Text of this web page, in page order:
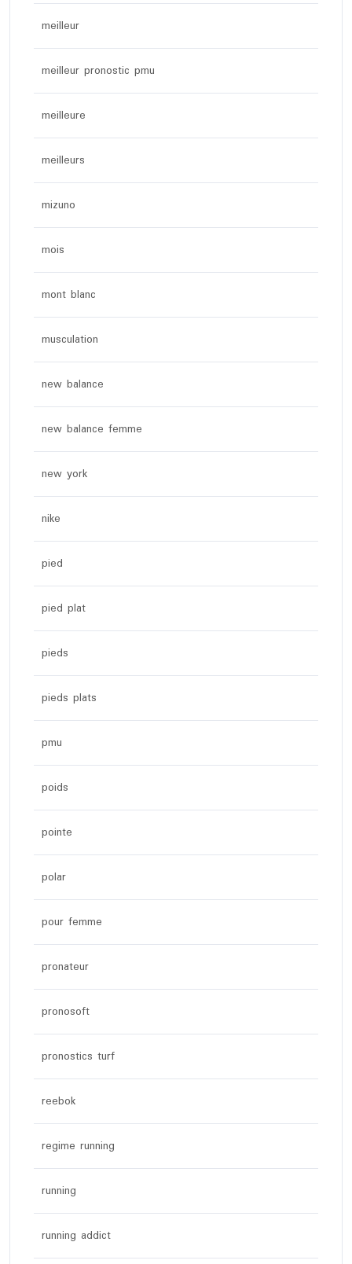
meilleur
meilleur pronostic pmu
meilleure
meilleurs
mizuno
mois
mont blanc
musculation
new balance
new balance femme
new york
nike
pied
pied plat
pieds
pieds plats
pmu
poids
pointe
polar
pour femme
pronateur
pronosoft
pronostics turf
reebok
regime running
running
running addict